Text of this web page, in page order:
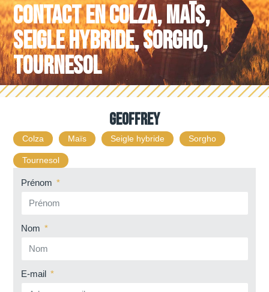
Contact enColza,Maïs,
Seigle hybride,Sorgho,
Tournesol
Geoffrey
Colza Maïs Seigle hybride Sorgho
Tournesol
Prénom
Nom
E-mail